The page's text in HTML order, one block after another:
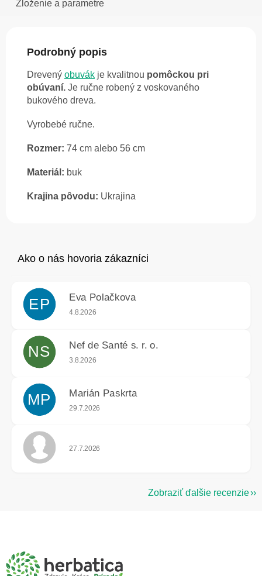
Zloženie a parametre
Podrobný popis
Drevený obuvák je kvalitnou pomôckou pri
obúvaní. Je ručne robený z voskovaného
bukového dreva.
Vyrobebé ručne.
Rozmer: 74 cm alebo 56 cm
Materiál: buk
Krajina pôvodu: Ukrajina
EP Eva Polačkova
Hodnotenie obchodu je 5 z 5 hviezdičiek.
4.8.2026
NS Nef de Santé s. r. o.
Hodnotenie obchodu je 5 z 5 hviezdičiek.
3.8.2026
MP Marián Paskrta
Hodnotenie obchodu je 5 z 5 hviezdičiek.
29.7.2026
Hodnotenie obchodu je 5 z 5 hviezdičiek.
27.7.2026
Zobraziť ďalšie recenzie